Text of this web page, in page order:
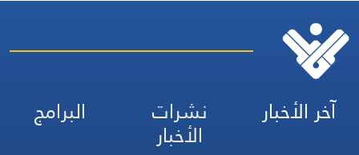
آخر الأخبار نشرات
الأخبار
البرامج